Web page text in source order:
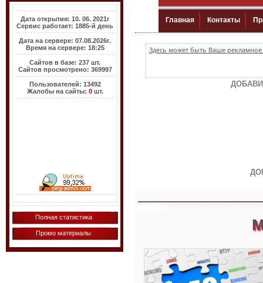
Дата открытия: 10. 06. 2021г
Сервис работает: 1885-й день
Дата на сервере: 07.08.2026г.
Время на сервере: 18:25
Сайтов в базе: 237 шт.
Сайтов просмотрено: 369997
Пользователей: 13492
Жалобы на сайты: 0шт.
Полная статистика
Промо материалы
Здесь может быть Ваше